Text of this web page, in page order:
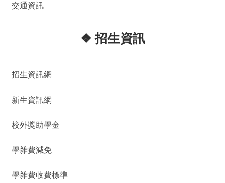
交通資訊
❖ 招生資訊
招生資訊網
新生資訊網
校外獎助學金
學雜費減免
學雜費收費標準